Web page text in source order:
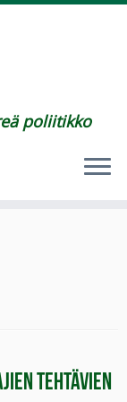
poliitikko
tehtävien